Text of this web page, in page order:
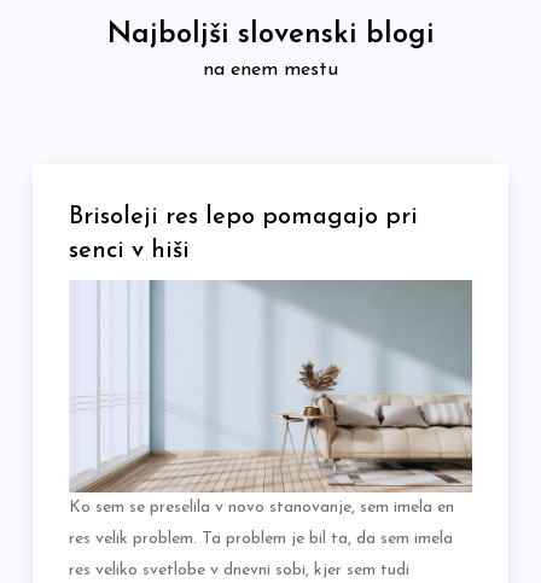
Najboljši slovenski blogi
na enem mestu
Brisoleji res lepo pomagajo pri
senci v hiši
Ko sem se preselila v novo stanovanje, sem imela en
res velik problem. Ta problem je bil ta, da sem imela
res veliko svetlobe v dnevni sobi, kjer sem tudi